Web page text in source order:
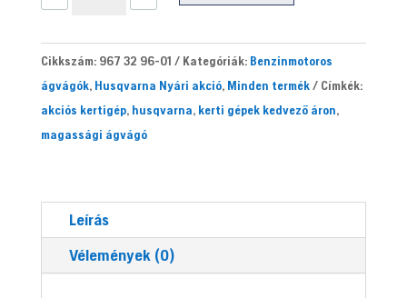
Cikkszám: 967 32 96-01 Kategóriák: Benzinmotoros
ágvágók, Husqvarna Nyári akció, Minden termék
Címkék:
akciós kertigép, husqvarna, kerti gépek kedvező áron,
magassági ágvágó
Leírás
Vélemények (0)